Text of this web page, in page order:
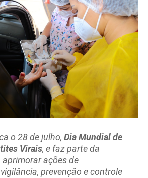
o 28 de julho, Dia Mundial de
Virais, e faz parte da
ações de
prevenção e controle